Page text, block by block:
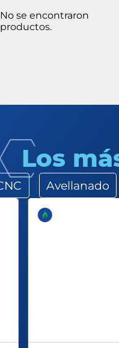
No se encontraron
productos.
Los
Avellanado